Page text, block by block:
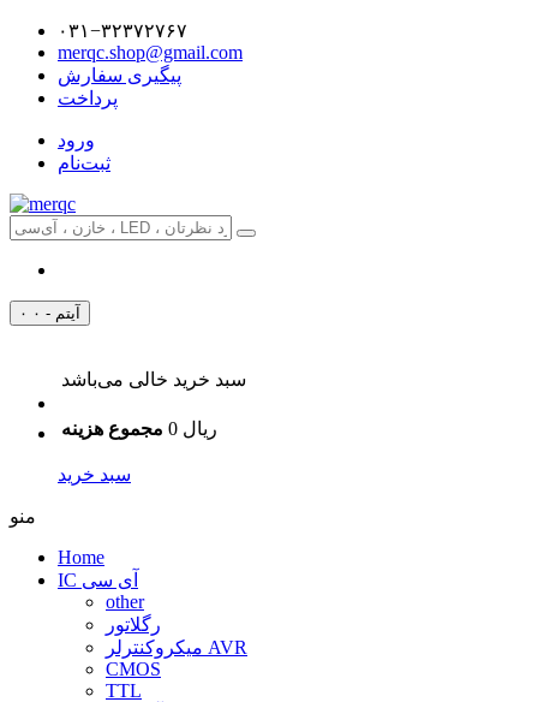
۰۳۱−۳۲۳۷۲۷۶۷
merqc.shop@gmail.com
پیگیری سفارش
پرداخت
ورود
ثبت‌نام
۰ آیتم - ۰
سبد خرید خالی می‌باشد
مجموع هزینه 0 ریال
سبد خرید
منو
Home
IC آی سی
other
رگلاتور
میکروکنترلر AVR
CMOS
TTL